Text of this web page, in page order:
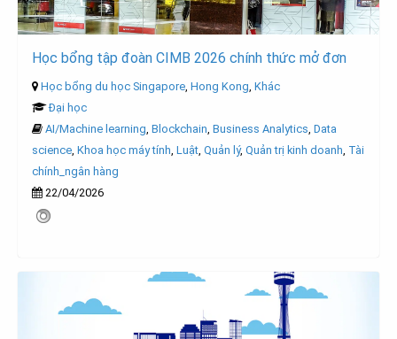
Học bổng tập đoàn CIMB 2026 chính thức mở đơn
Học bổng du học Singapore Hong Kong Khác
Đại học
AI/Machine learning Blockchain Business Analytics Data
science Khoa học máy tính Luật Quản lý, Quản trị kinh doanh Tài
chính_ngân hàng
22/04/2026